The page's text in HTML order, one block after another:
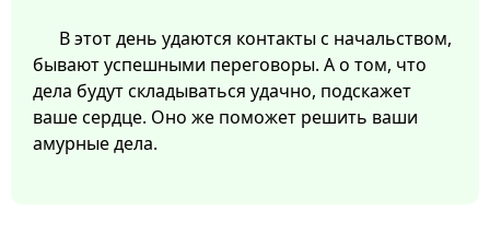
В этот день удаются контакты с начальством,
бывают успешными переговоры. А о том, что
дела будут складываться удачно, подскажет
ваше сердце. Оно же поможет решить ваши
амурные дела.